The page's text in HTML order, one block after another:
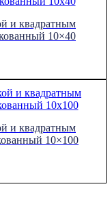
и квадратным
10×40
и квадратным
10×100